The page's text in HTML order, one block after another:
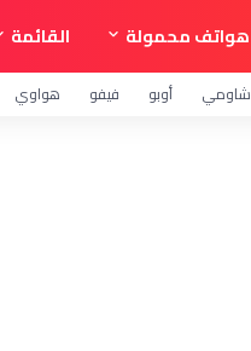
هواتف محمولة القائمة
شاومي أوبو فيفو هواوي